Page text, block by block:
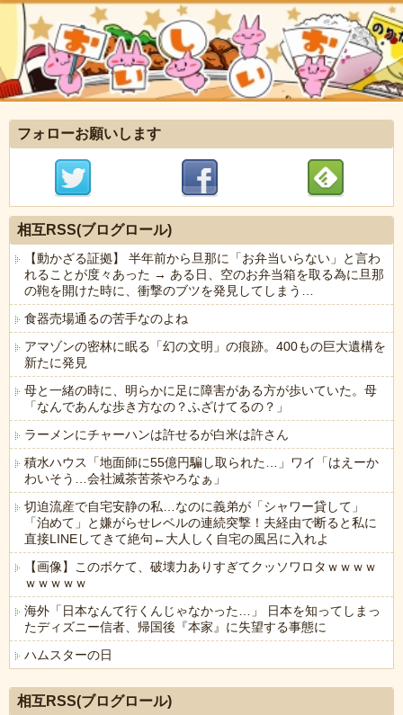
フォローお願いします
相互RSS(ブログロール)
【動かざる証拠】 半年前から旦那に「お弁当いらない」と言わ
れることが度々あった → ある日、空のお弁当箱を取る為に旦那
の鞄を開けた時に、衝撃のブツを発見してしまう…
食器売場通るの苦手なのよね
アマゾンの密林に眠る「幻の文明」の痕跡。400もの巨大遺構を
新たに発見
母と一緒の時に、明らかに足に障害がある方が歩いていた。母
「なんであんな歩き方なの？ふざけてるの？」
ラーメンにチャーハンは許せるが白米は許さん
積水ハウス「地面師に55億円騙し取られた…」ワイ「はえーか
わいそう…会社滅茶苦茶やろなぁ」
切迫流産で自宅安静の私…なのに義弟が「シャワー貸して」
「泊めて」と嫌がらせレベルの連続突撃！夫経由で断ると私に
直接LINEしてきて絶句←大人しく自宅の風呂に入れよ
【画像】このボケて、破壊力ありすぎてクッソワロタｗｗｗｗ
ｗｗｗｗｗ
海外「日本なんて行くんじゃなかった…」 日本を知ってしまっ
たディズニー信者、帰国後『本家』に失望する事態に
ハムスターの日
相互RSS(ブログロール)